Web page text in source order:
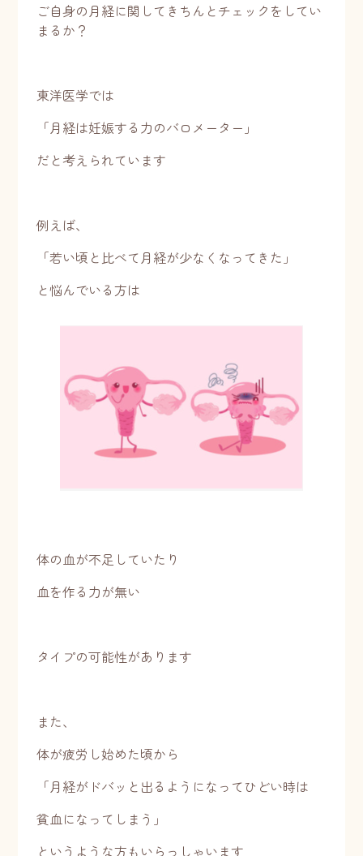
ご自身の月経に関してきちんとチェックをしてい
まるか？
東洋医学では
「月経は妊娠する力のバロメーター」
だと考えられています
例えば、
「若い頃と比べて月経が少なくなってきた」
と悩んでいる方は
体の血が不足していたり
血を作る力が無い
タイプの可能性があります
また、
体が疲労し始めた頃から
「月経がドバッと出るようになってひどい時は
貧血になってしまう」
というような方もいらっしゃいます